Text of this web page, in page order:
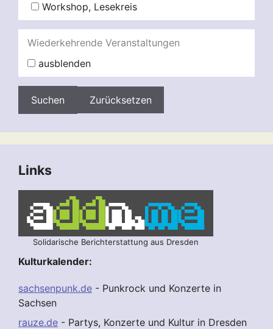
Workshop, Lesekreis
Wiederkehrende Veranstaltungen
ausblenden
Zurücksetzen
Links
Solidarische Berichterstattung aus Dresden
Kulturkalender:
sachsenpunk.de - Punkrock und Konzerte in
Sachsen
rauze.de - Partys, Konzerte und Kultur in Dresden